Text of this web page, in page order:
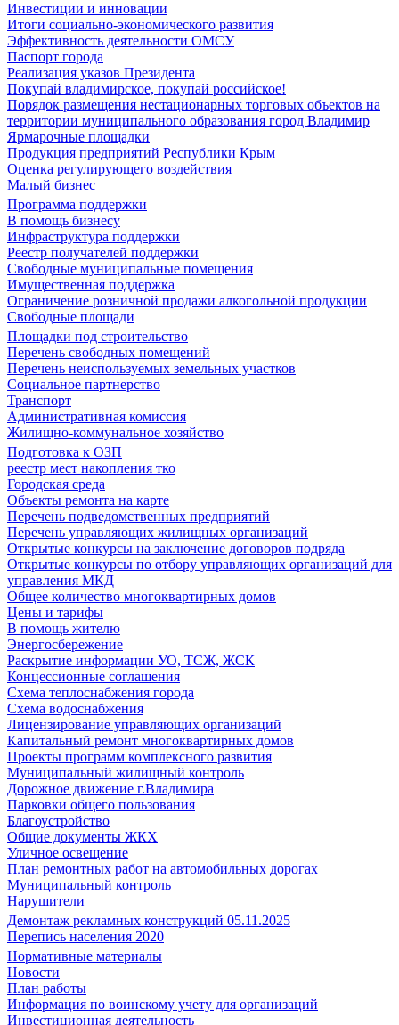
Инвестиции и инновации
Итоги социально-экономического развития
Эффективность деятельности ОМСУ
Паспорт города
Реализация указов Президента
Покупай владимирское, покупай российское!
Порядок размещения нестационарных торговых объектов на
территории муниципального образования город Владимир
Ярмарочные площадки
Продукция предприятий Республики Крым
Оценка регулирующего воздействия
Малый бизнес
Программа поддержки
В помощь бизнесу
Инфраструктура поддержки
Реестр получателей поддержки
Свободные муниципальные помещения
Имущественная поддержка
Ограничение розничной продажи алкогольной продукции
Свободные площади
Площадки под строительство
Перечень свободных помещений
Перечень неиспользуемых земельных участков
Социальное партнерство
Транспорт
Административная комиссия
Жилищно-коммунальное хозяйство
Подготовка к ОЗП
реестр мест накопления тко
Городская среда
Объекты ремонта на карте
Перечень подведомственных предприятий
Перечень управляющих жилищных организаций
Открытые конкурсы на заключение договоров подряда
Открытые конкурсы по отбору управляющих организаций для
управления МКД
Общее количество многоквартирных домов
Цены и тарифы
В помощь жителю
Энергосбережение
Раскрытие информации УО, ТСЖ, ЖСК
Концессионные соглашения
Схема теплоснабжения города
Схема водоснабжения
Лицензирование управляющих организаций
Капитальный ремонт многоквартирных домов
Проекты программ комплексного развития
Муниципальный жилищный контроль
Дорожное движение г.Владимира
Парковки общего пользования
Благоустройство
Общие документы ЖКХ
Уличное освещение
План ремонтных работ на автомобильных дорогах
Муниципальный контроль
Нарушители
Демонтаж рекламных конструкций 05.11.2025
Перепись населения 2020
Нормативные материалы
Новости
План работы
Информация по воинскому учету для организаций
Инвестиционная деятельность